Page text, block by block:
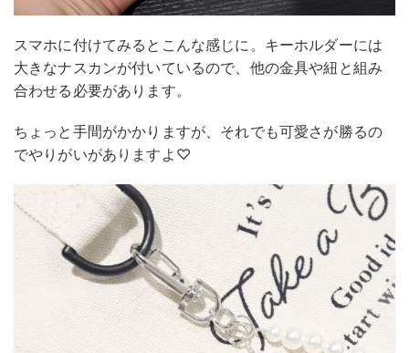
スマホに付けてみるとこんな感じに。キーホルダーには
大きなナスカンが付いているので、他の金具や紐と組み
合わせる必要があります。
ちょっと手間がかかりますが、それでも可愛さが勝るの
でやりがいがありますよ♡